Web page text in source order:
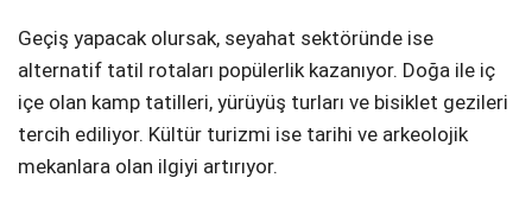
Geçiş yapacak olursak, seyahat sektöründe ise
alternatif tatil rotaları popülerlik kazanıyor. Doğa ile iç
içe olan kamp tatilleri, yürüyüş turları ve bisiklet gezileri
tercih ediliyor. Kültür turizmi ise tarihi ve arkeolojik
mekanlara olan ilgiyi artırıyor.